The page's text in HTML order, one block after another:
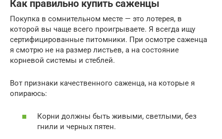
Как правильно купить саженцы
Покупка в сомнительном месте — это лотерея, в
которой вы чаще всего проигрываете. Я всегда ищу
сертифицированные питомники. При осмотре саженца
я смотрю не на размер листьев, а на состояние
корневой системы и стеблей.
Вот признаки качественного саженца, на которые я
опираюсь:
Корни должны быть живыми, светлыми, без
гнили и черных пятен.